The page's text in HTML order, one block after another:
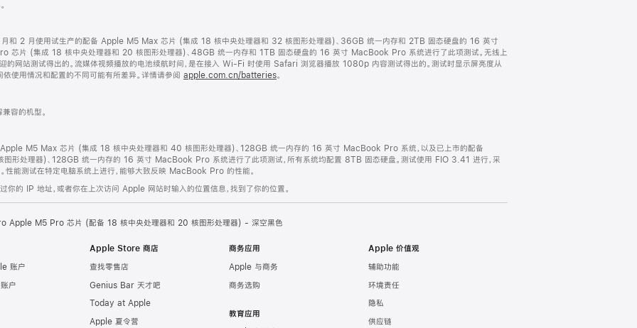
2 月使用试生产的配备 Apple M5 Max 芯片 (集成 18 核中央处理器和 32 核图形处理器)、36GB 统一内存和 2TB 固态硬盘的 16 英寸
芯片 (集成 18 核中央处理器和 20 核图形处理器)、48GB 统一内存和 1TB 固态硬盘的 16 英寸 MacBook Pro 系统进行了此项测试。无线上
网站测试得出的。流媒体视频播放的电池续航时间，是在接入 Wi-Fi 时使用 Safari 浏览器播放 1080p 内容测试得出的。测试时显示屏亮度从
使用情况和配置的不同可能有所差异。详情请参阅 apple.com.cn/batteries。
容的机型。
M5 Max 芯片 (集成 18 核中央处理器和 40 核图形处理器)、128GB 统一内存的 16 英寸 MacBook Pro 系统，以及已上市的配备
处理器)、128GB 统一内存的 16 英寸 MacBook Pro 系统进行了此项测试，所有系统均配置 8TB 固态硬盘。测试使用 FIO 3.41 进行，采
能测试在特定电脑系统上进行，能够大致反映 MacBook Pro 的性能。
你的 IP 地址，或者你在上次访问 Apple 网站时输入的位置信息，找到了你的位置。
Apple M5 Pro 芯片 (配备 18 核中央处理器和 20 核图形处理器) - 深空黑色
账户
户
Apple Store 商店
查找零售店
Genius Bar 天才吧
Today at Apple
Apple 夏令营
商务应用
Apple 与商务
商务选购
教育应用
Apple 价值观
辅助功能
环境责任
隐私
供应链